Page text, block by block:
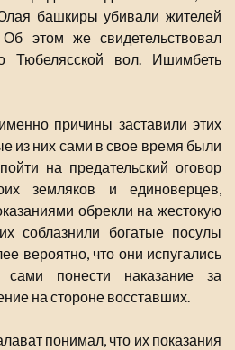
башкиры убивали жителей
этом же свидетельствовал
Тюбелясской вол. Ишимбеть
причины заставили этих
из них сами в свое время были
на предательский оговор
земляков и единоверцев,
обрекли на жестокую
соблазнили богатые посулы
вероятно, что они испугались
понести наказание за
на стороне восставших.
понимал, что их показания